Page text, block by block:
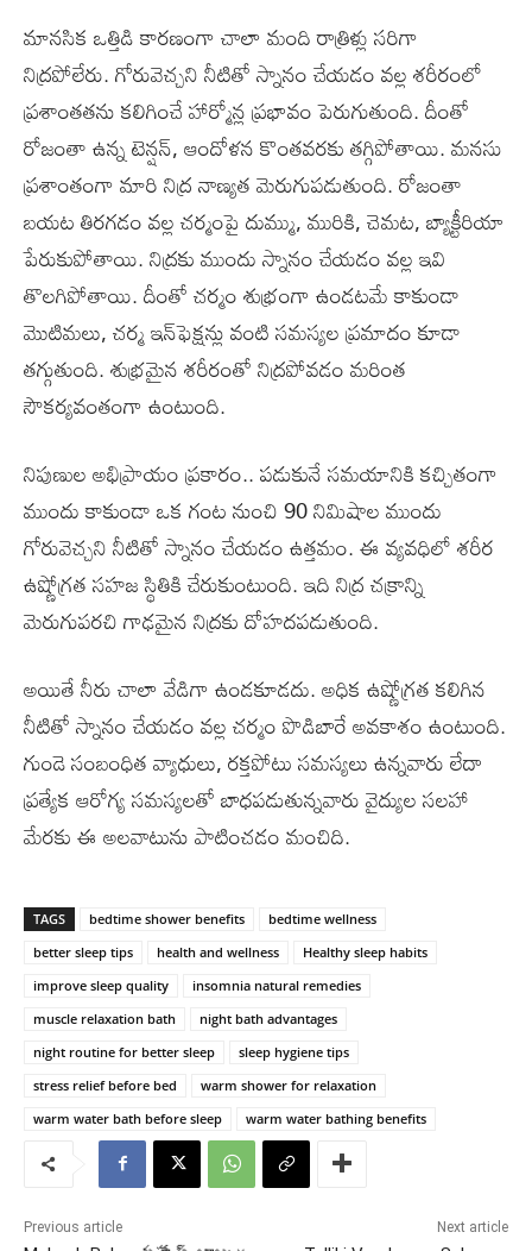
మానసిక ఒత్తిడి కారణంగా చాలా మంది రాత్రిళ్లు సరిగా
నిద్రపోలేరు. గోరువెచ్చని నీటితో స్నానం చేయడం వల్ల శరీరంలో
ప్రశాంతతను కలిగించే హార్మోన్ల ప్రభావం పెరుగుతుంది. దీంతో
రోజంతా ఉన్న టెన్షన్, ఆందోళన కొంతవరకు తగ్గిపోతాయి. మనసు
ప్రశాంతంగా మారి నిద్ర నాణ్యత మెరుగుపడుతుంది. రోజంతా
బయట తిరగడం వల్ల చర్మంపై దుమ్ము, మురికి, చెమట, బ్యాక్టీరియా
పేరుకుపోతాయి. నిద్రకు ముందు స్నానం చేయడం వల్ల ఇవి
తొలగిపోతాయి. దీంతో చర్మం శుభ్రంగా ఉండటమే కాకుండా
మొటిమలు, చర్మ ఇన్‌ఫెక్షన్లు వంటి సమస్యల ప్రమాదం కూడా
తగ్గుతుంది. శుభ్రమైన శరీరంతో నిద్రపోవడం మరింత
సౌకర్యవంతంగా ఉంటుంది.
నిపుణుల అభిప్రాయం ప్రకారం.. పడుకునే సమయానికి కచ్చితంగా
ముందు కాకుండా ఒక గంట నుంచి 90 నిమిషాల ముందు
గోరువెచ్చని నీటితో స్నానం చేయడం ఉత్తమం. ఈ వ్యవధిలో శరీర
ఉష్ణోగ్రత సహజ స్థితికి చేరుకుంటుంది. ఇది నిద్ర చక్రాన్ని
మెరుగుపరచి గాఢమైన నిద్రకు దోహదపడుతుంది.
అయితే నీరు చాలా వేడిగా ఉండకూడదు. అధిక ఉష్ణోగ్రత కలిగిన
నీటితో స్నానం చేయడం వల్ల చర్మం పొడిబారే అవకాశం ఉంటుంది.
గుండె సంబంధిత వ్యాధులు, రక్తపోటు సమస్యలు ఉన్నవారు లేదా
ప్రత్యేక ఆరోగ్య సమస్యలతో బాధపడుతున్నవారు వైద్యుల సలహా
మేరకు ఈ అలవాటును పాటించడం మంచిది.
TAGS bedtime shower benefits
bedtime wellness
better sleep tips
health and wellness
Healthy sleep habits
improve sleep quality
insomnia natural remedies
muscle relaxation bath
night bath advantages
night routine for better sleep
sleep hygiene tips
stress relief before bed
warm shower for relaxation
warm water bath before sleep
warm water bathing benefits
Previous article Next article